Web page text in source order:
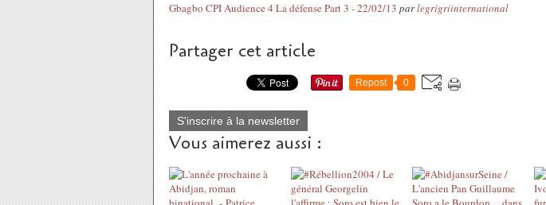
Gbagbo CPI Audience 4 La défense Part 3 - 22/02/13 parlegrigriinternational
Partager cet article
Repost 0
S'inscrire à la newsletter
Vous aimerez aussi :